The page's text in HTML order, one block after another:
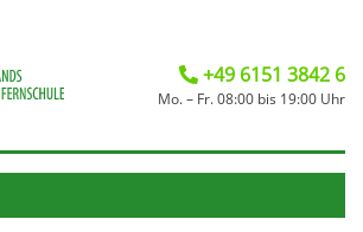
+49 6151 3842 6
Mo. – Fr. 08:00 bis 19:00 Uhr